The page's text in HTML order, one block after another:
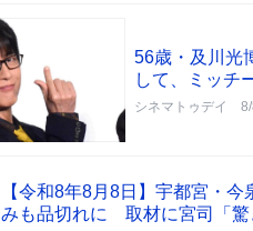
56歳・及川光
して、ミッチ
シネマトゥデイ
【令和8年8月8日】宇都宮・
みも品切れに 取材に宮司「驚